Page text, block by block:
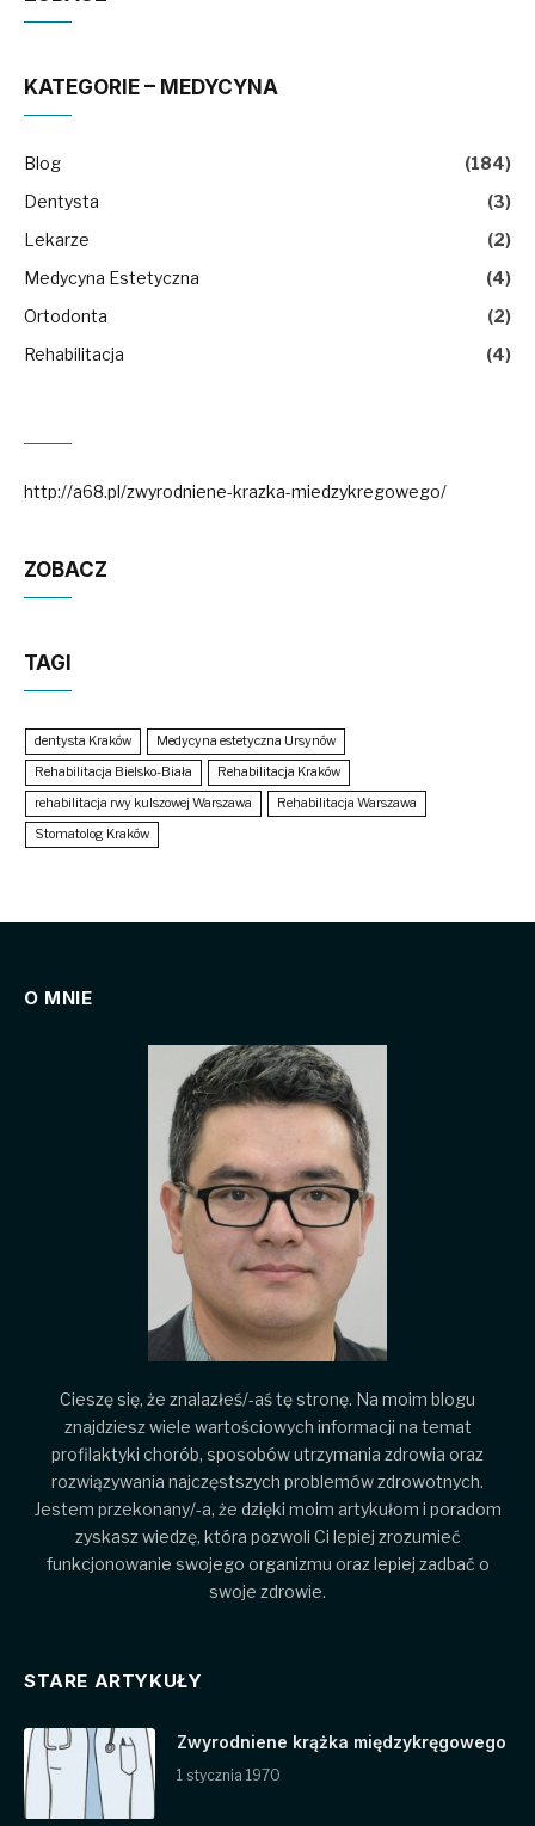
KATEGORIE – MEDYCYNA
Blog
(184)
Dentysta
(3)
Lekarze
(2)
Medycyna Estetyczna
(4)
Ortodonta
(2)
Rehabilitacja
(4)
http://a68.pl/zwyrodniene-krazka-miedzykregowego/
ZOBACZ
TAGI
dentysta Kraków
Medycyna estetyczna Ursynów
Rehabilitacja Bielsko-Biała
Rehabilitacja Kraków
rehabilitacja rwy kulszowej Warszawa
Rehabilitacja Warszawa
Stomatolog Kraków
O MNIE
Cieszę się, że znalazłeś/-aś tę stronę. Na moim blogu
znajdziesz wiele wartościowych informacji na temat
profilaktyki chorób, sposobów utrzymania zdrowia oraz
rozwiązywania najczęstszych problemów zdrowotnych.
Jestem przekonany/-a, że dzięki moim artykułom i poradom
zyskasz wiedzę, która pozwoli Ci lepiej zrozumieć
funkcjonowanie swojego organizmu oraz lepiej zadbać o
swoje zdrowie.
STARE ARTYKUŁY
Zwyrodniene krążka międzykręgowego
1 stycznia 1970